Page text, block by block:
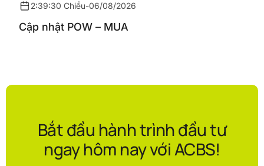
2:39:30 Chiều-06/08/2026
Cập nhật POW – MUA
Bắt đầu hành trình đầu tư
ngay hôm nay với ACBS!